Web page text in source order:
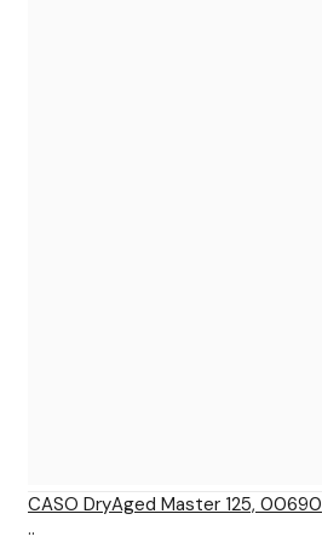
CASO DryAged Master 125, 00690
..